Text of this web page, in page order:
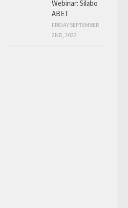
Webinar: Silabo
ABET
FRIDAY SEPTEMBER
2ND, 2022